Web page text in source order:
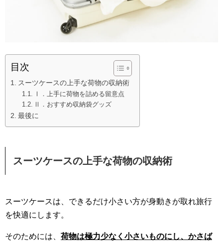
目次
スーツケースの上手な荷物の収納術
Ⅰ．上手に荷物を詰める留意点
Ⅱ．おすすめ収納袋グッズ
最後に
スーツケースの上手な荷物の収納術
スーツケースは、できるだけ小さい方が身動きが取れ旅行
を快適にします。
そのためには、 荷物は極力少なく小さいものにし、かさば